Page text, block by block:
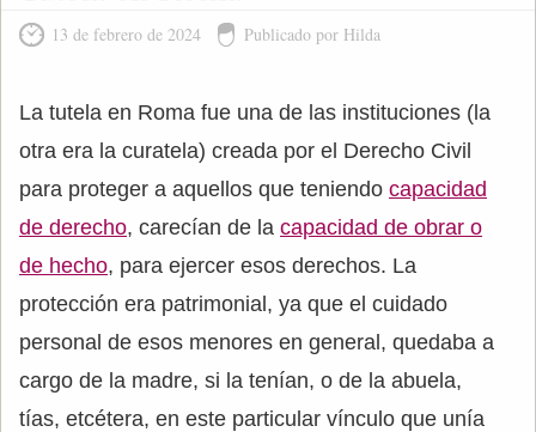
13 de febrero de 2024 Publicado por Hilda
La tutela en Roma fue una de las instituciones (la
otra era la curatela) creada por el Derecho Civil
para proteger a aquellos que teniendo capacidad
de derecho, carecían de la capacidad de obrar o
de hecho, para ejercer esos derechos. La
protección era patrimonial, ya que el cuidado
personal de esos menores en general, quedaba a
cargo de la madre, si la tenían, o de la abuela,
tías, etcétera, en este particular vínculo que unía